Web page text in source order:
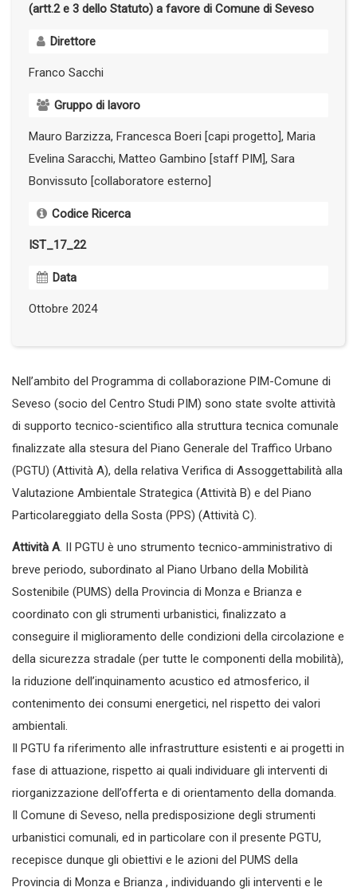
(artt.2 e 3 dello Statuto) a favore di Comune di Seveso
Direttore
Franco Sacchi
Gruppo di lavoro
Mauro Barzizza, Francesca Boeri [capi progetto], Maria
Evelina Saracchi, Matteo Gambino [staff PIM], Sara
Bonvissuto [collaboratore esterno]
Codice Ricerca
IST_17_22
Data
Ottobre 2024
Nell’ambito del Programma di collaborazione PIM-Comune di
Seveso (socio del Centro Studi PIM) sono state svolte attività
di supporto tecnico-scientifico alla struttura tecnica comunale
finalizzate alla stesura del Piano Generale del Traffico Urbano
(PGTU) (Attività A), della relativa Verifica di Assoggettabilità alla
Valutazione Ambientale Strategica (Attività B) e del Piano
Particolareggiato della Sosta (PPS) (Attività C).
Attività A. II PGTU è uno strumento tecnico-amministrativo di
breve periodo, subordinato al Piano Urbano della Mobilità
Sostenibile (PUMS) della Provincia di Monza e Brianza e
coordinato con gli strumenti urbanistici, finalizzato a
conseguire il miglioramento delle condizioni della circolazione e
della sicurezza stradale (per tutte le componenti della mobilità),
la riduzione dell’inquinamento acustico ed atmosferico, il
contenimento dei consumi energetici, nel rispetto dei valori
ambientali.
Il PGTU fa riferimento alle infrastrutture esistenti e ai progetti in
fase di attuazione, rispetto ai quali individuare gli interventi di
riorganizzazione dell’offerta e di orientamento della domanda.
Il Comune di Seveso, nella predisposizione degli strumenti
urbanistici comunali, ed in particolare con il presente PGTU,
recepisce dunque gli obiettivi e le azioni del PUMS della
Provincia di Monza e Brianza , individuando gli interventi e le